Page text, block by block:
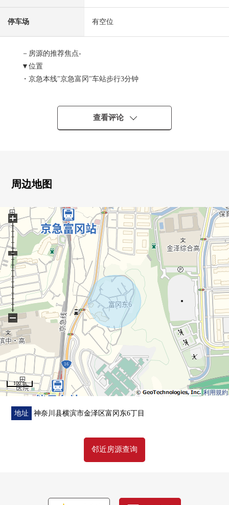
停车场 有空位
－房源的推荐焦点-
▼位置
・京急本线"京急富冈"车站步行3分钟
▼建筑物的特徴
・有汽车空白(出自车型的)
・生活INN楼梯
・有步入式衣帽间
・有非居室
■ 在找想要的家方面给予帮助的━━━━━・・・
房源的详细、需讨论是如有意向，请跟我们联系。
查看评论
周边地图
利用規約
100 m
+
−
地址 神奈川县横滨市金泽区富冈东6丁目
邻近房源查询